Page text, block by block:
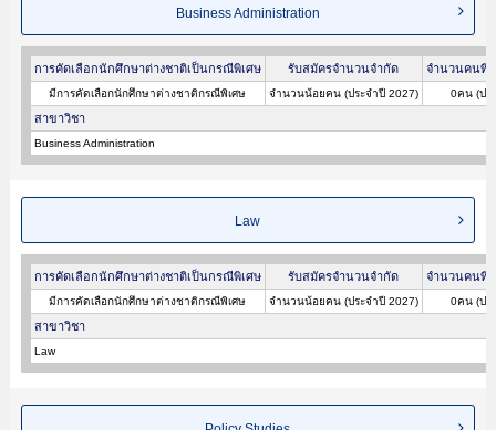
Business Administration
การคัดเลือกนักศึกษาต่างชาติเป็นกรณีพิเศษ รับสมัครจำนวนจำกัด จำนวนคนที่
มีการคัดเลือกนักศึกษาต่างชาติกรณีพิเศษ จำนวนน้อยคน (ประจำปี 2027) 0คน (ปร
สาขาวิชา
Business Administration
Law
การคัดเลือกนักศึกษาต่างชาติเป็นกรณีพิเศษ รับสมัครจำนวนจำกัด จำนวนคนที่
มีการคัดเลือกนักศึกษาต่างชาติกรณีพิเศษ จำนวนน้อยคน (ประจำปี 2027) 0คน (ปร
สาขาวิชา
Law